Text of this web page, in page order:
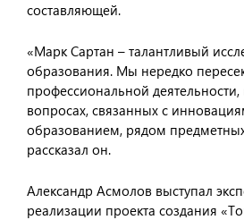
составляющей.
«Марк Сартан – талантливый
образования. Мы нередко
профессиональной
вопросах, связанных с
образованием, рядом
рассказал он.
Александр Асмолов выступал
реализации проекта создания